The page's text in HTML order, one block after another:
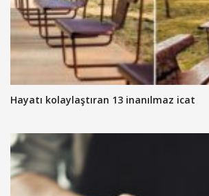
Hayatı kolaylaştıran 13 inanılmaz icat